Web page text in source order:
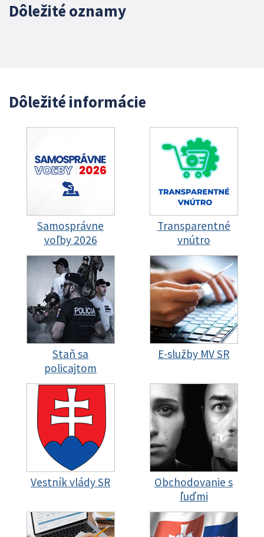
Dôležité oznamy
Dôležité informácie
Samosprávne
voľby 2026
Transparentné
vnútro
Staň sa
policajtom
E-služby MV SR
Vestník vlády SR
Obchodovanie s
ľuďmi